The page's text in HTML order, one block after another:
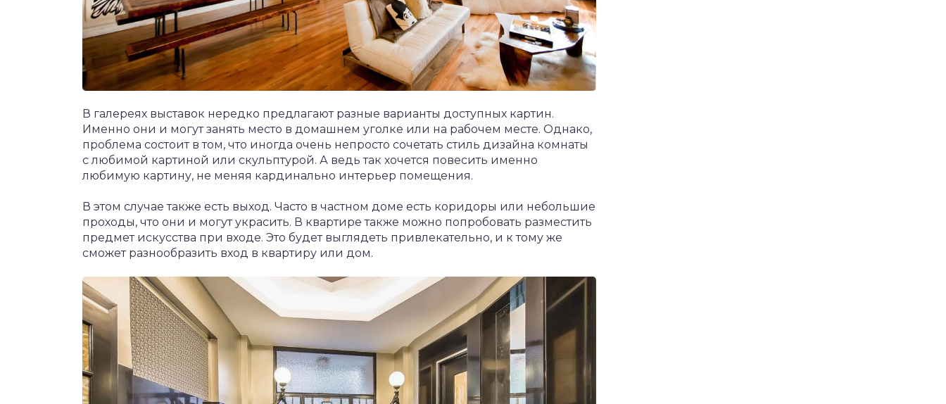
В галереях выставок нередко предлагают разные варианты доступных картин.
Именно они и могут занять место в домашнем уголке или на рабочем месте. Однако,
проблема состоит в том, что иногда очень непросто сочетать стиль дизайна комнаты
с любимой картиной или скульптурой. А ведь так хочется повесить именно
любимую картину, не меняя кардинально интерьер помещения.
В этом случае также есть выход. Часто в частном доме есть коридоры или небольшие
проходы, что они и могут украсить. В квартире также можно попробовать разместить
предмет искусства при входе. Это будет выглядеть привлекательно, и к тому же
сможет разнообразить вход в квартиру или дом.